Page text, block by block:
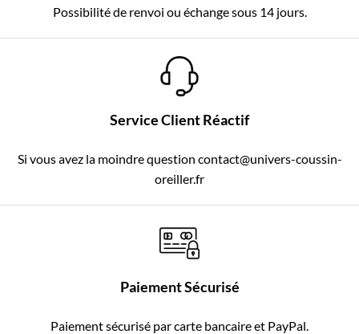
Possibilité de renvoi ou échange sous 14 jours.
Service Client Réactif
Si vous avez la moindre question contact@univers-coussin-
oreiller.fr
Paiement Sécurisé
Paiement sécurisé par carte bancaire et PayPal.